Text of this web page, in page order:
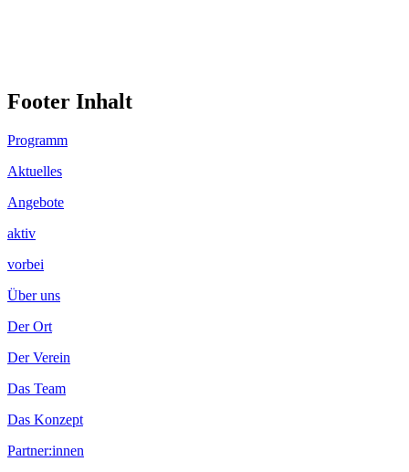
Footer Inhalt
Programm
Aktuelles
Angebote
aktiv
vorbei
Über uns
Der Ort
Der Verein
Das Team
Das Konzept
Partner:innen